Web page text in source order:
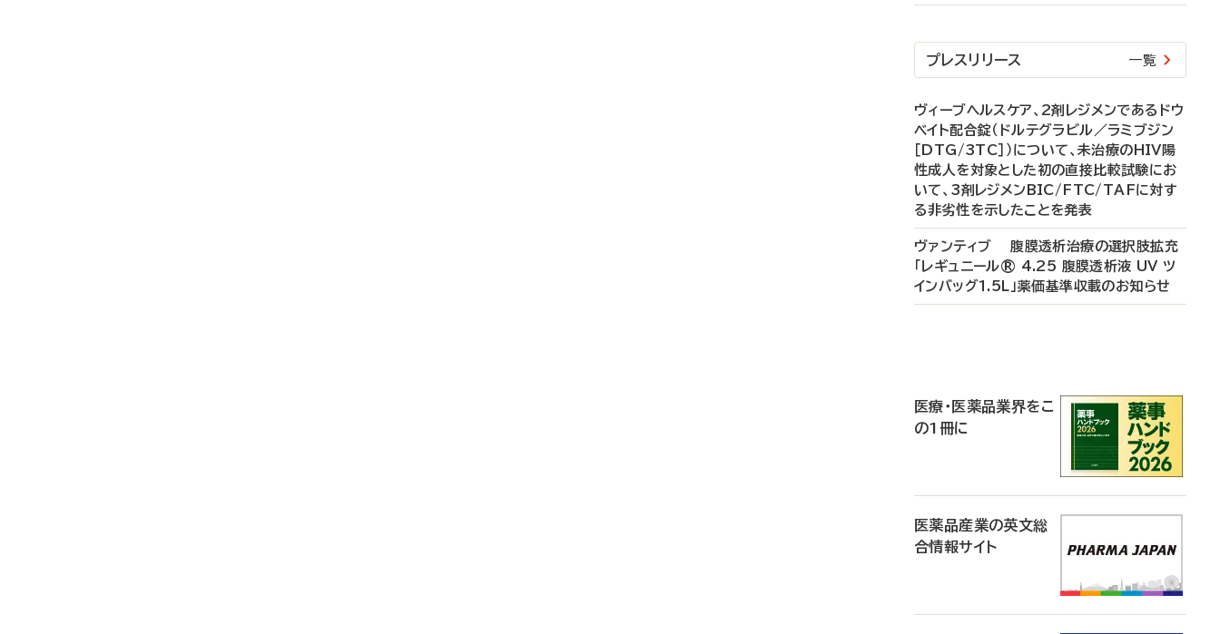
プレスリリース 一覧
ヴィーブヘルスケア、2剤レジメンであるドウ
ベイト配合錠（ドルテグラビル／ラミブジン
［DTG/3TC］）について、未治療のHIV陽
性成人を対象とした初の直接比較試験にお
いて、3剤レジメンBIC/FTC/TAFに対す
る非劣性を示したことを発表
ヴァンティブ 腹膜透析治療の選択肢拡充
「レギュニール® 4.25 腹膜透析液 UV ツ
インバッグ1.5L」薬価基準収載のお知らせ
医療・医薬品業界をこ
の1冊に
医薬品産業の英文総
合情報サイト